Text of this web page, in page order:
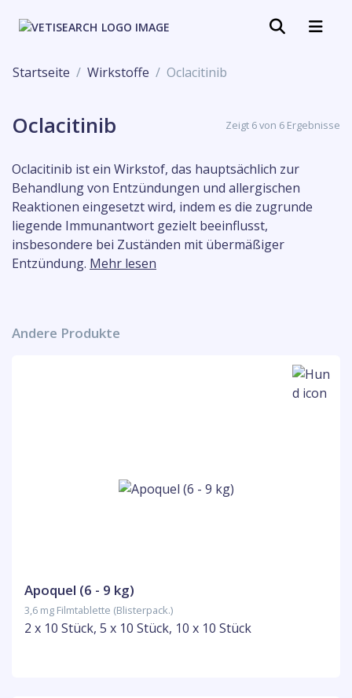
Startseite Wirkstoffe Oclacitinib
Oclacitinib Zeigt 6 von 6 Ergebnisse
Oclacitinib ist ein Wirkstof, das hauptsächlich zur
Behandlung von Entzündungen und allergischen
Reaktionen eingesetzt wird, indem es die zugrunde
liegende Immunantwort gezielt beeinflusst,
insbesondere bei Zuständen mit übermäßiger
Entzündung. Mehr lesen
Andere Produkte
Apoquel (6 - 9 kg)
3,6 mg Filmtablette (Blisterpack.)
2 x 10 Stück, 5 x 10 Stück, 10 x 10 Stück